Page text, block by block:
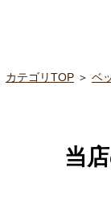
カテゴリTOP ＞ ベ
当